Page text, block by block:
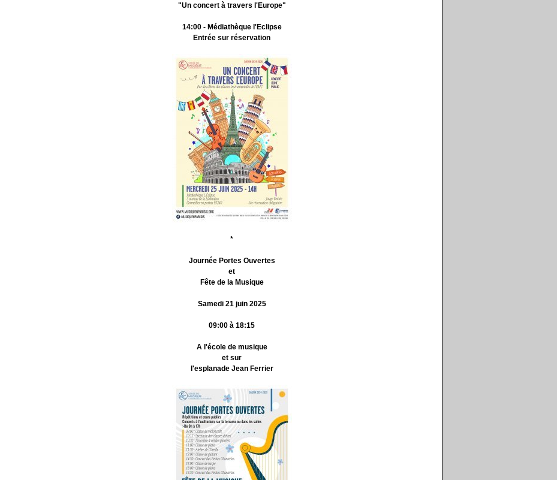
"Un concert à travers l'Europe"
14:00 - Médiathèque l'Eclipse
Entrée sur réservation
*
Journée Portes Ouvertes
et
Fête de la Musique
Samedi 21 juin 2025
09:00 à 18:15
A l'école de musique
et sur
l'esplanade Jean Ferrier